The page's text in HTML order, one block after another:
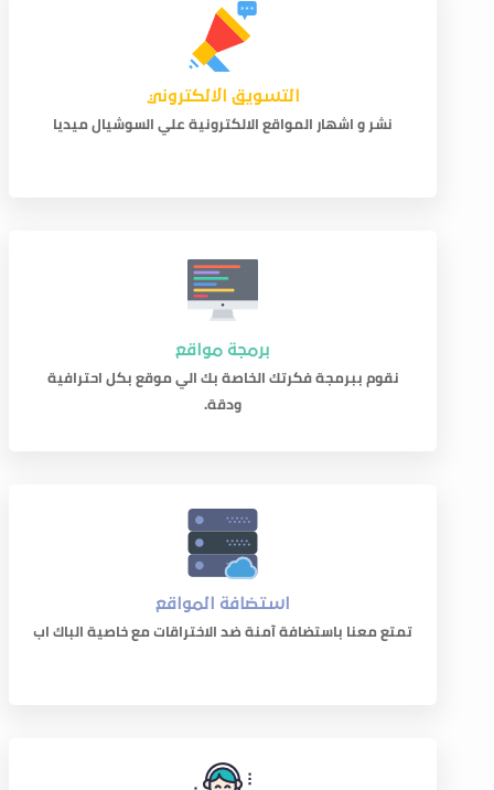
التسويق الالكتروني
نشر و اشهار المواقع الالكترونية علي السوشيال ميديا
برمجة مواقع
نقوم ببرمجة فكرتك الخاصة بك الي موقع بكل احترافية
ودقة.
استضافة المواقع
تمتع معنا باستضافة آمنة ضد الاختراقات مع خاصية الباك اب